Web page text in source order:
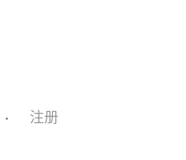
· 注册